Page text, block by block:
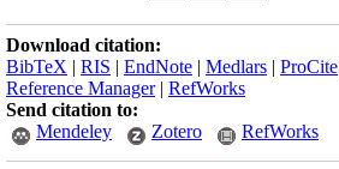
Download citation:
BibTeX | RIS | EndNote | Medlars | ProCite
Reference Manager| RefWorks
Send citation to:
Mendeley
Zotero RefWorks